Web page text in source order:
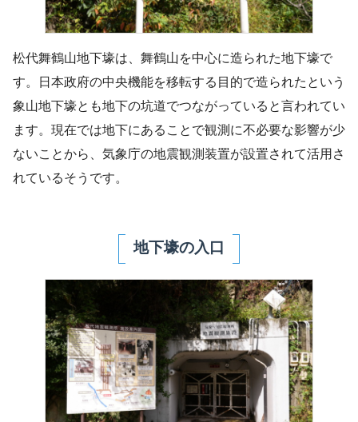
松代舞鶴山地下壕は、舞鶴山を中心に造られた地下壕で
す。日本政府の中央機能を移転する目的で造られたという
象山地下壕とも地下の坑道でつながっていると言われてい
ます。現在では地下にあることで観測に不必要な影響が少
ないことから、気象庁の地震観測装置が設置されて活用さ
れているそうです。
地下壕の入口